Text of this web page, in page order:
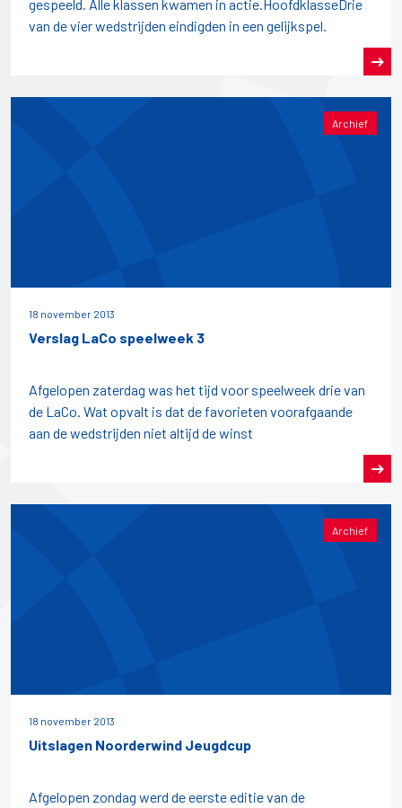
gespeeld. Alle klassen kwamen in actie.HoofdklasseDrie
van de vier wedstrijden eindigden in een gelijkspel.
Archief
18 november 2013
Verslag LaCo speelweek 3
Afgelopen zaterdag was het tijd voor speelweek drie van
de LaCo. Wat opvalt is dat de favorieten voorafgaande
aan de wedstrijden niet altijd de winst
Archief
18 november 2013
Uitslagen Noorderwind Jeugdcup
Afgelopen zondag werd de eerste editie van de